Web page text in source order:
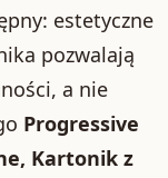
estetyczne
pozwalają
a nie
Progressive
Kartonik z